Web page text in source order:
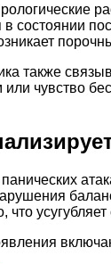
в состоянии
также
чувство
что